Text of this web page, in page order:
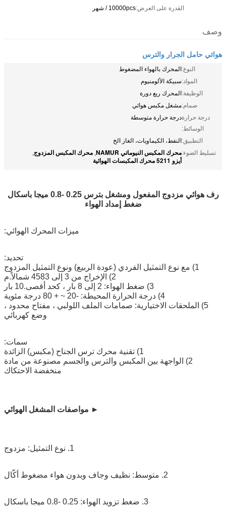
القدرة على العرض:10000pcs / شهر
وصف
هوائي حامل الجرار والترس
النوع:المحرك بالهواء المضغوط
المواد:سبيكة الألومنيوم
الوظيفة:المحرك ربع دورة
صمام:مشغل مكبس هوائي
درجة حرارة
الوسائط:
درجة حرارة متوسطة
التطبيق:النفط، الكيماويات، الغاز الخ
تسليط الضوء:محرك المكبس النيوماتي NAMUR , محرك المكبس المزدوج,
أيزو 5211 محرك المكبسات الهوائية
رف هوائي مزدوج المفعول ومشغل بترس 0.25 -0.8 ميجا باسكال
ضغط إمداد الهواء
ميزات المحرك الهوائي:
تحديد:
1) مع نوع التمثيل الفردي (عودة الربيع) ونوع التمثيل المزدوج
2) الإخراج من 3 إلى 4583 شمالاً.م
3) ضغط الهواء: 2 إلى 8 بار ، كحد أقصى.10 بار
4) درجة الحرارة المحيطة: -20 ~ + 80 درجة مئوية
5) الملحقات الاختيارية: صمامات الملف اللولبي ، مفتاح محدود ،
وضع كهربائي
سمات:
1) تقنية محرك ترس الجناح (مكبس) الزائدة
2) الواجهة بين المكبس والترس والجسم مصنوعة من مادة
منخفضة الاحتكاك
► مواصفات المشغل الهوائي
1. نوع التمثيل: مزدوج
2. متوسط: نظيف وجاف وبدون هواء مضغوط أكّال
3. ضغط تزويد الهواء: 0.25 -0.8 ميجا باسكال